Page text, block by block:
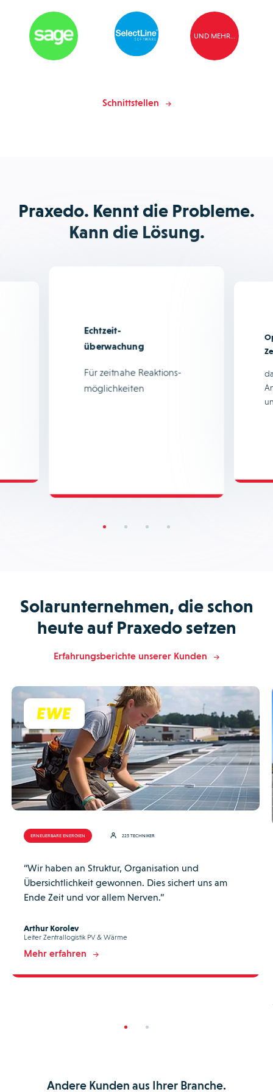
UND MEHR…
Schnittstellen
Praxedo. Kennt die Probleme.
Kann die Lösung.
Echtzeit-
überwachung
Für zeitnahe Reaktions-
möglichkeiten
Solarunternehmen, die schon
heute auf Praxedo setzen
Erfahrungsberichte unserer Kunden
ERNEUERBARE ENERGIEN 225 TECHNIKER
“Wir haben an Struktur, Organisation und
Übersichtlichkeit gewonnen. Dies sichert uns am
Ende Zeit und vor allem Nerven.”
Arthur Korolev
Leiter Zentrallogistik PV & Wärme
Mehr erfahren
Andere Kunden aus Ihrer Branche.